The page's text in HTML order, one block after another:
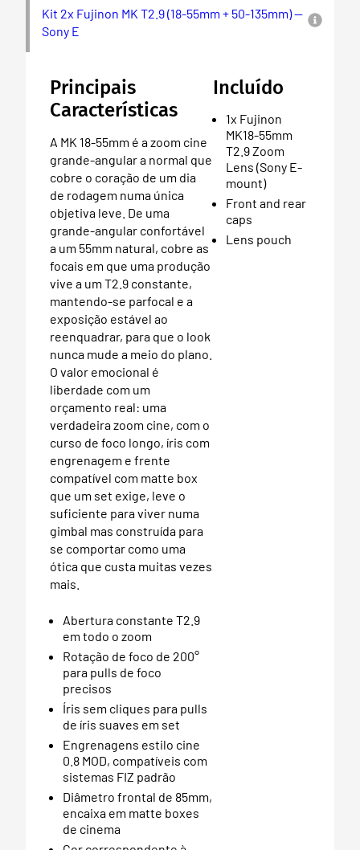
Kit 2x Fujinon MK T2.9 (18-55mm + 50-135mm) —
Sony E
Principais
Características
A MK 18-55mm é a zoom cine
grande-angular a normal que
cobre o coração de um dia
de rodagem numa única
objetiva leve. De uma
grande-angular confortável
a um 55mm natural, cobre as
focais em que uma produção
vive a um T2.9 constante,
mantendo-se parfocal e a
exposição estável ao
reenquadrar, para que o look
nunca mude a meio do plano.
O valor emocional é
liberdade com um
orçamento real: uma
verdadeira zoom cine, com o
curso de foco longo, íris com
engrenagem e frente
compatível com matte box
que um set exige, leve o
suficiente para viver numa
gimbal mas construída para
se comportar como uma
ótica que custa muitas vezes
mais.
Abertura constante T2.9
em todo o zoom
Rotação de foco de 200°
para pulls de foco
precisos
Íris sem cliques para pulls
de íris suaves em set
Engrenagens estilo cine
0.8 MOD, compatíveis com
sistemas FIZ padrão
Diâmetro frontal de 85mm,
encaixa em matte boxes
de cinema
Incluído
1x Fujinon
MK18-55mm
T2.9 Zoom
Lens (Sony E-
mount)
Front and rear
caps
Lens pouch